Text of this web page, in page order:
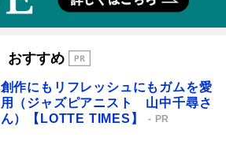
おすすめ
創作にもリフレッシュにもガムを愛
用（ジャズピアニスト 山中千尋さ
ん）【LOTTE TIMES】
PR